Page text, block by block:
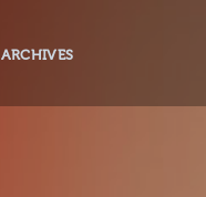
ARCHIVES